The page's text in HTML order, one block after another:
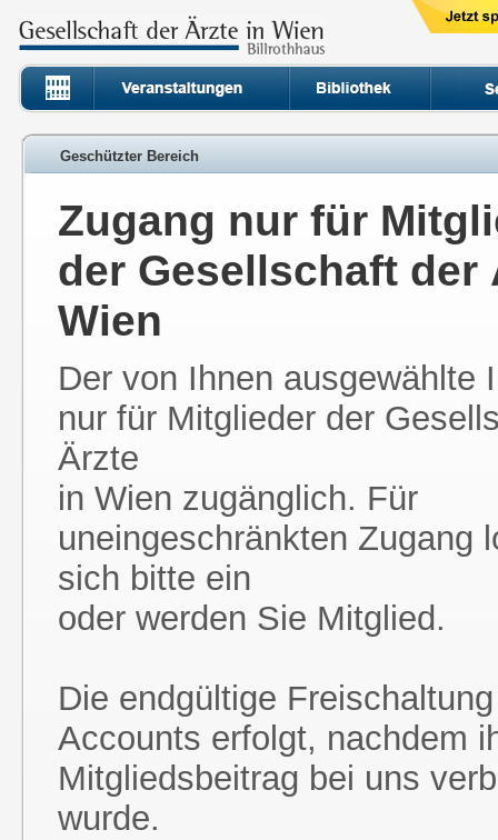
Geschützter Bereich
Zugang nur für
der Gesellschaft der
Wien
Der von Ihnen ausgewählte
nur für Mitglieder der
Ärzte
in Wien zugänglich. Für
uneingeschränkten Zugang
sich bitte ein
oder werden Sie Mitglied.
Die endgültige
Accounts erfolgt, nachdem
Mitgliedsbeitrag bei uns
wurde.